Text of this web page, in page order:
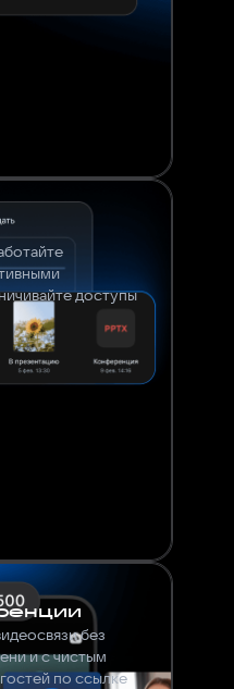
доступы
без
и с чистым
по ссылке